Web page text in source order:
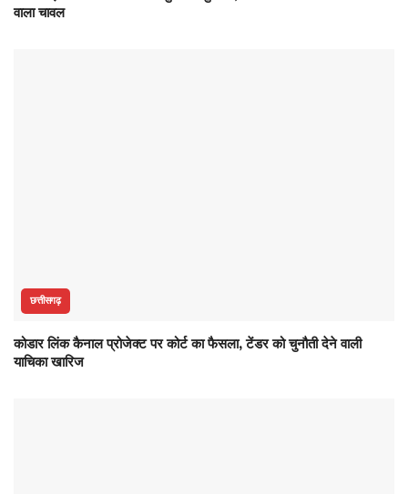
वाला चावल
छत्तीसगढ़
कोडार लिंक कैनाल प्रोजेक्ट पर कोर्ट का फैसला, टेंडर को चुनौती देने वाली
याचिका खारिज